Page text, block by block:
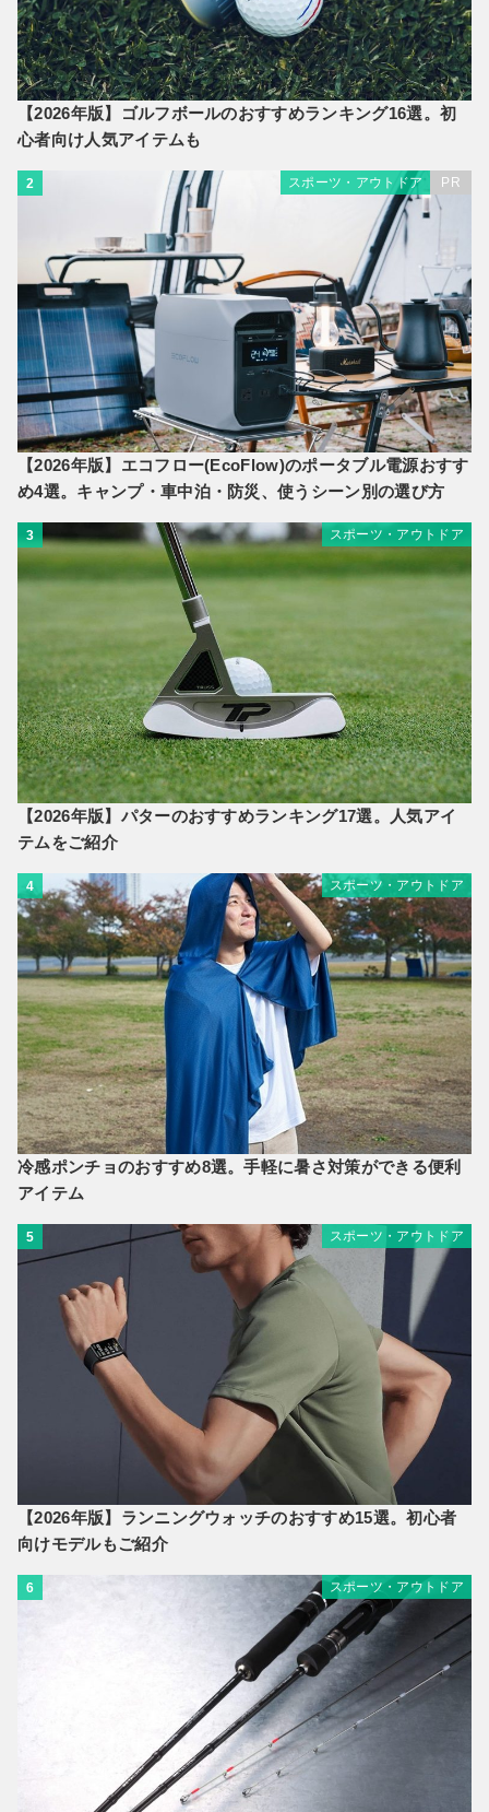
【2026年版】ゴルフボールのおすすめランキング16選。初
心者向け人気アイテムも
2 スポーツ・アウトドア PR
【2026年版】エコフロー(EcoFlow)のポータブル電源おすす
め4選。キャンプ・車中泊・防災、使うシーン別の選び方
3 スポーツ・アウトドア
【2026年版】パターのおすすめランキング17選。人気アイ
テムをご紹介
4 スポーツ・アウトドア
冷感ポンチョのおすすめ8選。手軽に暑さ対策ができる便利
アイテム
5 スポーツ・アウトドア
【2026年版】ランニングウォッチのおすすめ15選。初心者
向けモデルもご紹介
6 スポーツ・アウトドア